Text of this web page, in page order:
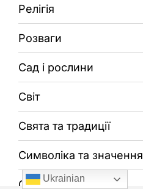
Релігія
Розваги
Сад і рослини
Світ
Свята та традиції
Символіка та значення
СпортUkrainian